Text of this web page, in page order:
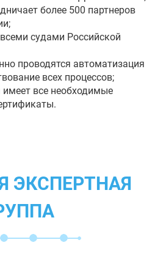
более 500 партнеров
судами Российской
проводятся автоматизация
всех процессов;
все необходимые
ЭКСПЕРТНАЯ